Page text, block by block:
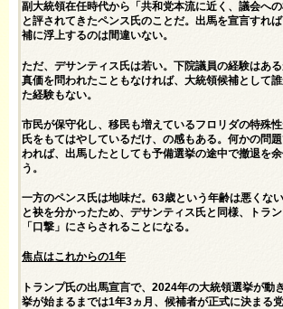
副大統領在任時代から「共和党本流に近く、議会への
と評されてきたペンス氏のことだ。出馬を宣言すれ
補に浮上するのは間違いない。
ただ、デサンティス氏は若い。下院議員の経験はあ
真価を問われたこともなければ、大統領候補として
た経験もない。
市民が保守化し、移民も増えているフロリダの特殊
氏をもてはやしているだけ、の感もある。何かの問
われば、出馬したとしても予備選挙の途中で撤退を
う。
一方のペンス氏は地味だ。63歳という年齢は悪くな
と袂を分かったため、デサンティス氏と同様、トラ
「口撃」にさらされることになる。
焦点はこれからの1年
トランプ氏の出馬宣言で、2024年の大統領選挙が動
挙が始まるまでは1年3ヵ月、候補者が正式に決まる